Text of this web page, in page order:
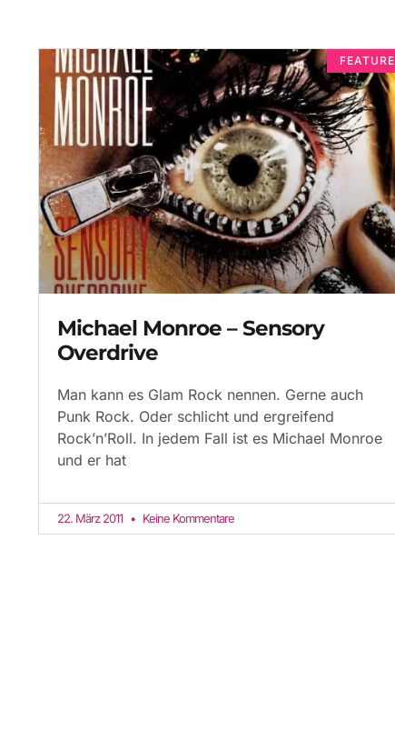
FEATURE
Michael Monroe – Sensory
Overdrive
Man kann es Glam Rock nennen. Gerne auch
Punk Rock. Oder schlicht und ergreifend
Rock’n’Roll. In jedem Fall ist es Michael Monroe
und er hat
22. März 2011 Keine Kommentare